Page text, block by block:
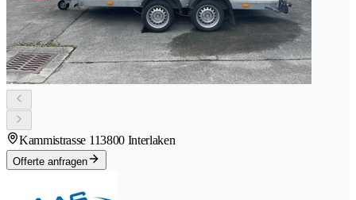
Kammistrasse 113800 Interlaken
Offerte anfragen